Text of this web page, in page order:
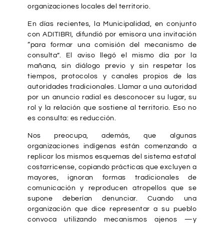
organizaciones locales del territorio.
En días recientes, la Municipalidad, en conjunto
con ADITIBRI, difundió por emisora una invitación
“para formar una comisión del mecanismo de
consulta”. El aviso llegó el mismo día por la
mañana, sin diálogo previo y sin respetar los
tiempos, protocolos y canales propios de las
autoridades tradicionales. Llamar a una autoridad
por un anuncio radial es desconocer su lugar, su
rol y la relación que sostiene al territorio. Eso no
es consulta: es reducción.
Nos preocupa, además, que algunas
organizaciones indígenas están comenzando a
replicar los mismos esquemas del sistema estatal
costarricense, copiando prácticas que excluyen a
mayores, ignoran formas tradicionales de
comunicación y reproducen atropellos que se
supone deberían denunciar. Cuando una
organización que dice representar a su pueblo
convoca utilizando mecanismos ajenos —y